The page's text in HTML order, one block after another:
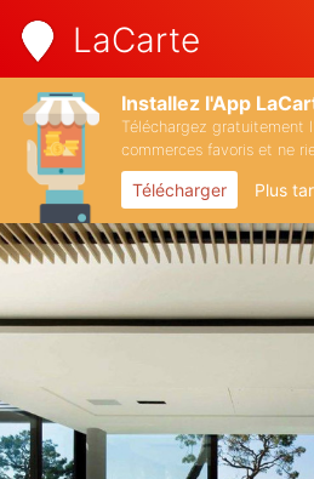
LaCarte
Installez l'App
Téléchargez gratuitement
commerces favoris et ne
Télécharger Plus